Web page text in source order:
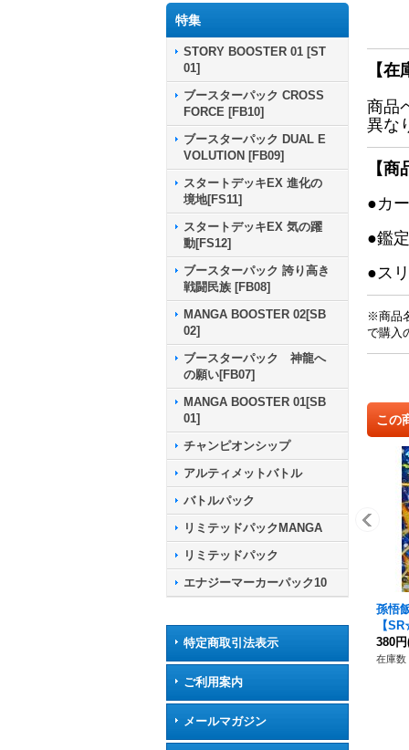
特集
STORY BOOSTER 01 [ST
01]
ブースターパック CROSS
FORCE [FB10]
ブースターパック DUAL E
VOLUTION [FB09]
スタートデッキEX 進化の
境地[FS11]
スタートデッキEX 気の躍
動[FS12]
ブースターパック 誇り高き
戦闘民族 [FB08]
MANGA BOOSTER 02[SB
02]
ブースターパック 神龍へ
の願い[FB07]
MANGA BOOSTER 01[SB
01]
チャンピオンシップ
アルティメットバトル
バトルパック
リミテッドパックMANGA
リミテッドパック
エナジーマーカーパック10
特定商取引法表示
ご利用案内
メールマガジン
【
商品
異な
【
●カ
●鑑
●ス
※商品
で購入
この
孫悟
【
380円
在庫数